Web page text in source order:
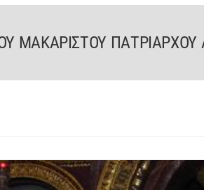
ΠΑΤΡΙΑΡΧΟΥ